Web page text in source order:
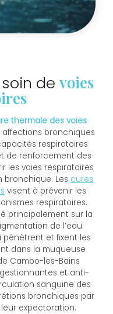
de voies
thermale des voies
bronchiques
respiratoires
de renforcement des
les voies respiratoires
Les cures
visent à prévenir les
respiratoires.
principalement sur la
de l’eau
et fixent les
dans la muqueuse
Cambo-les-Bains
et anti-
sanguine des
bronchiques par
expectoration.